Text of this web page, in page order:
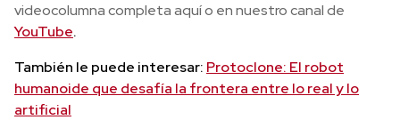
videocolumna completa aquí o en nuestro canal de
YouTube.
También le puede interesar: Protoclone: El robot
humanoide que desafía la frontera entre lo real y lo
artificial